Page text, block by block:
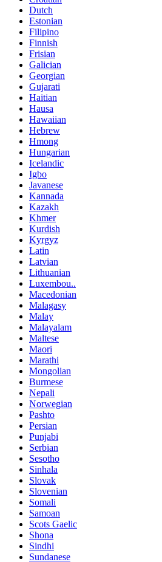
Dutch
Estonian
Filipino
Finnish
Frisian
Galician
Georgian
Gujarati
Haitian
Hausa
Hawaiian
Hebrew
Hmong
Hungarian
Icelandic
Igbo
Javanese
Kannada
Kazakh
Khmer
Kurdish
Kyrgyz
Latin
Latvian
Lithuanian
Luxembou..
Macedonian
Malagasy
Malay
Malayalam
Maltese
Maori
Marathi
Mongolian
Burmese
Nepali
Norwegian
Pashto
Persian
Punjabi
Serbian
Sesotho
Sinhala
Slovak
Slovenian
Somali
Samoan
Scots Gaelic
Shona
Sindhi
Sundanese